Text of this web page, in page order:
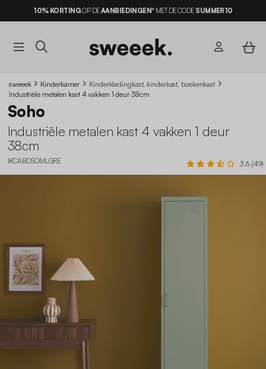
10% KORTINGOP DEAANBIEDINGEN*MET DE CODE SUMMER10
sweeek Kinderkamer
Kinderkledingkast, kinderkast, boekenkast
Industriële metalen kast 4 vakken 1 deur 38cm
Soho
Industriële metalen kast 4 vakken 1 deur
38cm
IKCABDSOMLGRE 3.6 (49)